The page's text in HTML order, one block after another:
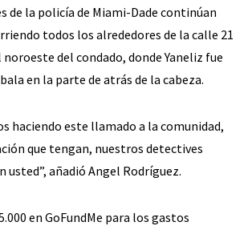
de la policía de Miami-Dade continúan
todos los alrededores de la calle 21
noroeste del condado, donde Yaneliz fue
en la parte de atrás de la cabeza.
haciendo este llamado a la comunidad,
que tengan, nuestros detectives
usted”, añadió Angel Rodríguez.
en GoFundMe para los gastos